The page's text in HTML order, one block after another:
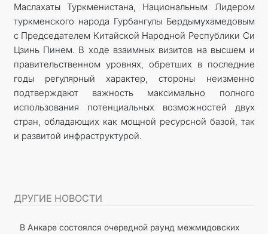
Маслахаты Туркменистана, Национальным Лидером
туркменского народа Гурбангулы Бердымухамедовым
с Председателем Китайской Народной Республики Си
Цзинь Пинем. В ходе взаимных визитов на высшем и
правительственном уровнях, обретших в последние
годы регулярный характер, стороны неизменно
подтверждают важность максимально полного
использования потенциальных возможностей двух
стран, обладающих как мощной ресурсной базой, так
и развитой инфраструктурой.
ДРУГИЕ НОВОСТИ
В Анкаре состоялся очередной раунд межмидовских